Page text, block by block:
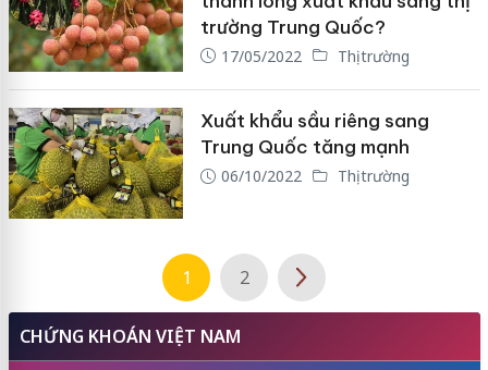
trường Trung Quốc?
17/05/2022 Thị trường
Xuất khẩu sầu riêng sang
Trung Quốc tăng mạnh
06/10/2022 Thị trường
1 2
CHỨNG KHOÁN VIỆT NAM